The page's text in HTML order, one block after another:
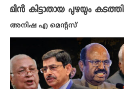
മീൻ കിട്ടാതായ പുഴയും
അനിഷ എ മെന്റസ്